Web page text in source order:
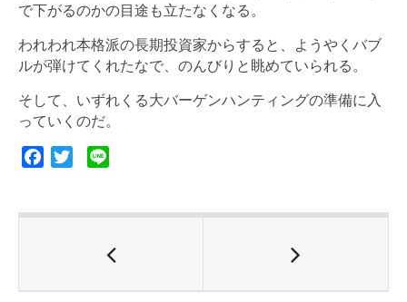
で下がるのかの目途も立たなくなる。
われわれ本格派の長期投資家からすると、ようやくバブ
ルが弾けてくれたなで、のんびりと眺めていられる。
そして、いずれくる大バーゲンハンティングの準備に入
っていくのだ。
o
r